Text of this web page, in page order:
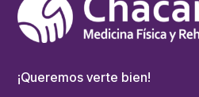
¡Queremos verte bien!